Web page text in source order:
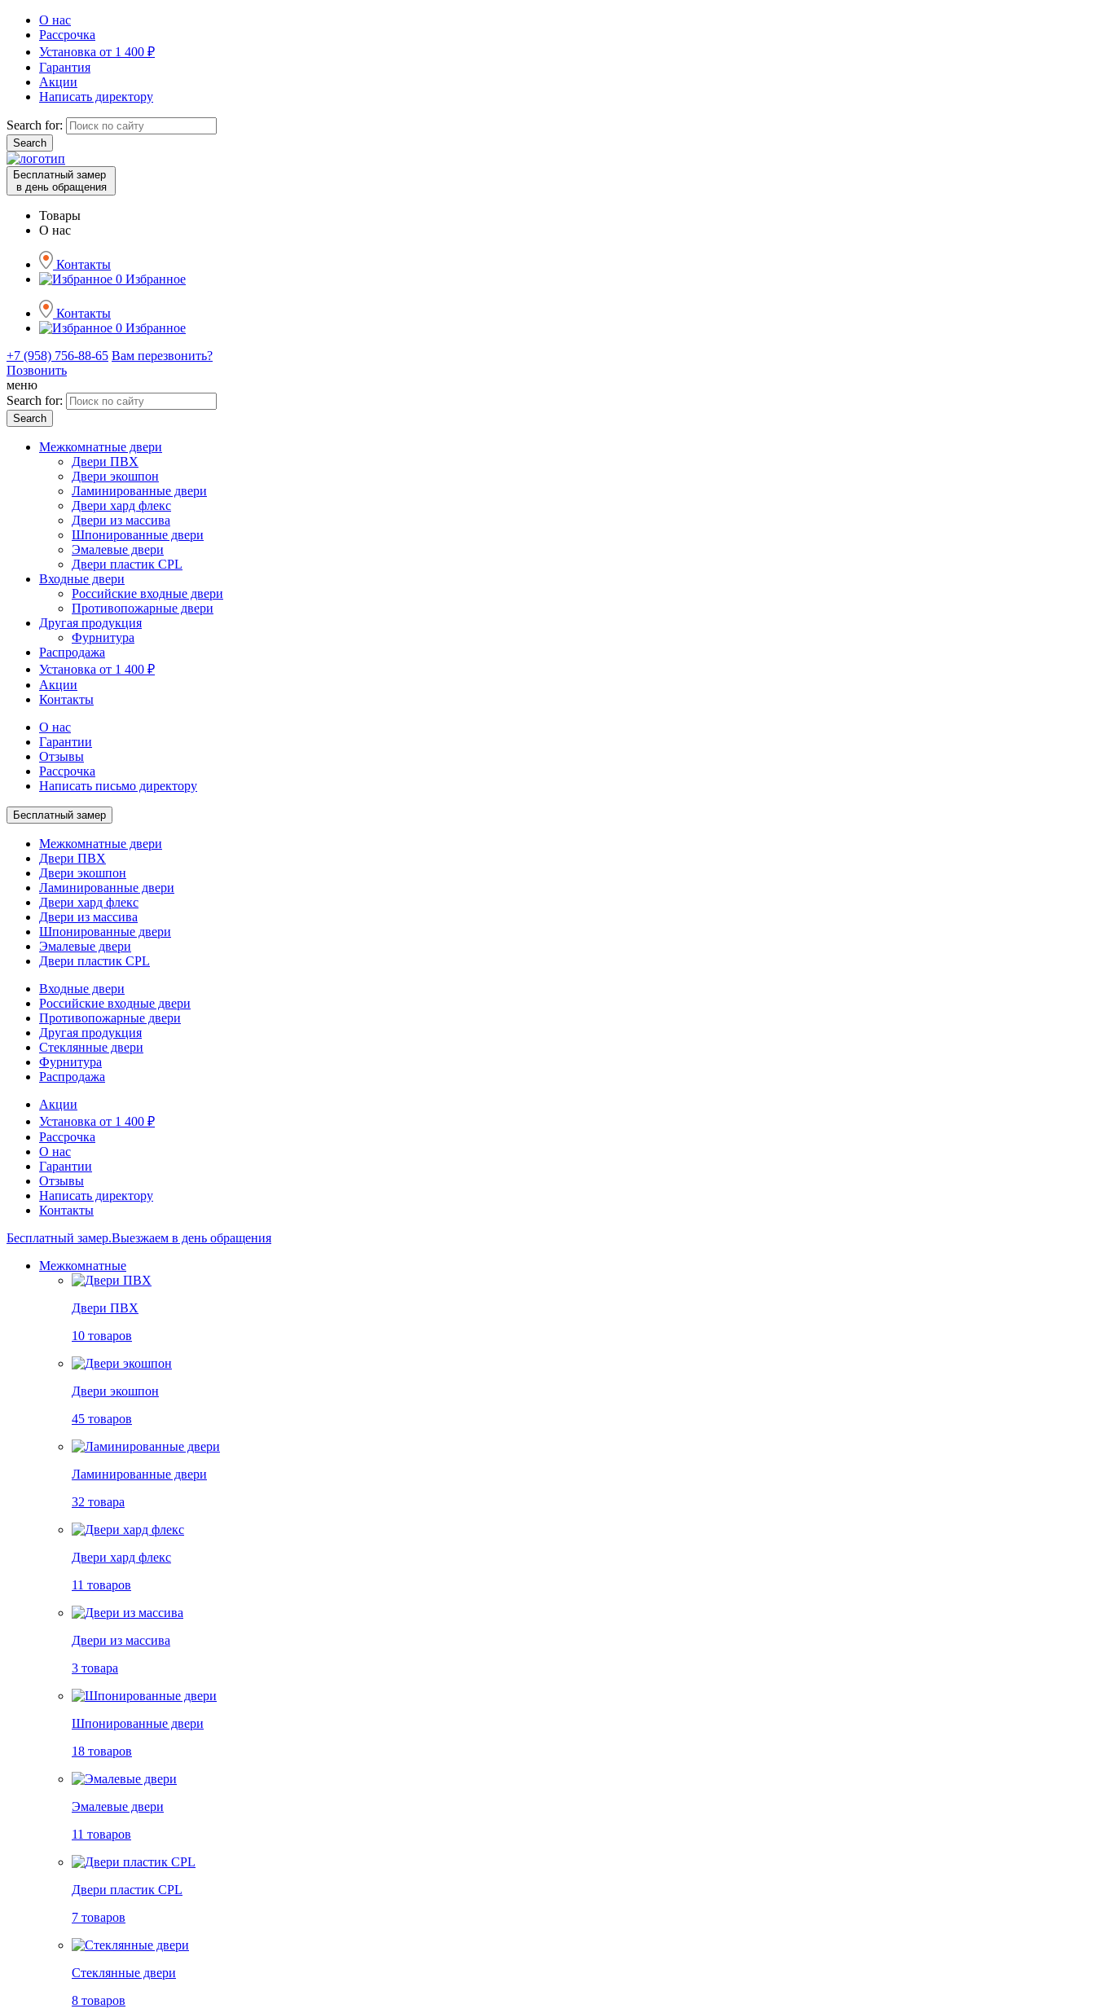
О нас
Рассрочка
Установка от 1 400 ₽
Гарантия
Акции
Написать директору
Search for:
Бесплатный замер
в день обращения
Товары
О нас
Контакты
0 Избранное
Контакты
0 Избранное
+7 (958) 756-88-65 Вам перезвонить?
Позвонить
меню
Search for:
Межкомнатные двери
Двери ПВХ
Двери экошпон
Ламинированные двери
Двери хард флекс
Двери из массива
Шпонированные двери
Эмалевые двери
Двери пластик CPL
Входные двери
Российские входные двери
Противопожарные двери
Другая продукция
Фурнитура
Распродажа
Установка от 1 400 ₽
Акции
Контакты
О нас
Гарантии
Отзывы
Рассрочка
Написать письмо директору
Бесплатный замер
Межкомнатные двери
Двери ПВХ
Двери экошпон
Ламинированные двери
Двери хард флекс
Двери из массива
Шпонированные двери
Эмалевые двери
Двери пластик CPL
Входные двери
Российские входные двери
Противопожарные двери
Другая продукция
Стеклянные двери
Фурнитура
Распродажа
Акции
Установка от 1 400 ₽
Рассрочка
О нас
Гарантии
Отзывы
Написать директору
Контакты
Бесплатный замер.Выезжаем в день обращения
Межкомнатные
Двери ПВХ
10 товаров
Двери экошпон
45 товаров
Ламинированные двери
32 товара
Двери хард флекс
11 товаров
Двери из массива
3 товара
Шпонированные двери
18 товаров
Эмалевые двери
11 товаров
Двери пластик CPL
7 товаров
Стеклянные двери
8 товаров